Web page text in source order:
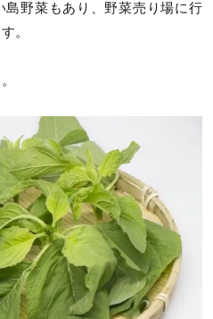
島野菜もあり、野菜売り場に行
。